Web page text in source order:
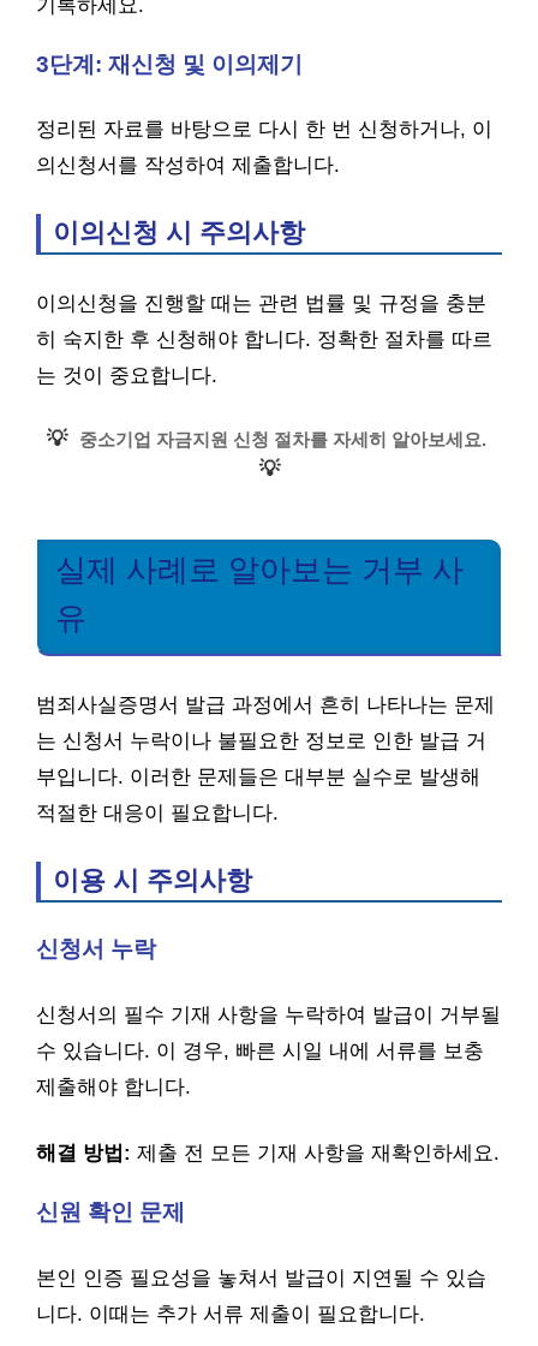
기록하세요.
3단계: 재신청 및 이의제기
정리된 자료를 바탕으로 다시 한 번 신청하거나, 이
의신청서를 작성하여 제출합니다.
이의신청 시 주의사항
이의신청을 진행할 때는 관련 법률 및 규정을 충분
히 숙지한 후 신청해야 합니다. 정확한 절차를 따르
는 것이 중요합니다.
💡 중소기업 자금지원 신청 절차를 자세히 알아보세요.
💡
실제 사례로 알아보는 거부 사
유
범죄사실증명서 발급 과정에서 흔히 나타나는 문제
는 신청서 누락이나 불필요한 정보로 인한 발급 거
부입니다. 이러한 문제들은 대부분 실수로 발생해
적절한 대응이 필요합니다.
이용 시 주의사항
신청서 누락
신청서의 필수 기재 사항을 누락하여 발급이 거부될
수 있습니다. 이 경우, 빠른 시일 내에 서류를 보충
제출해야 합니다.
해결 방법: 제출 전 모든 기재 사항을 재확인하세요.
신원 확인 문제
본인 인증 필요성을 놓쳐서 발급이 지연될 수 있습
니다. 이때는 추가 서류 제출이 필요합니다.